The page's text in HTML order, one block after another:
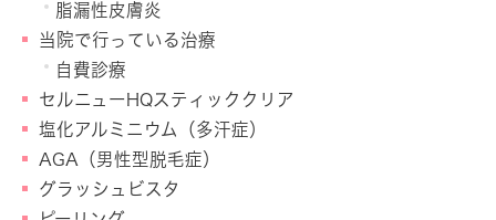
脂漏性皮膚炎
当院で行っている治療
自費診療
セルニューHQスティッククリア
塩化アルミニウム（多汗症）
AGA（男性型脱毛症）
グラッシュビスタ